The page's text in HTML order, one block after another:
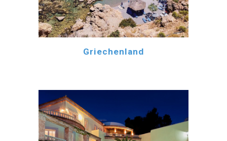
Griechenland